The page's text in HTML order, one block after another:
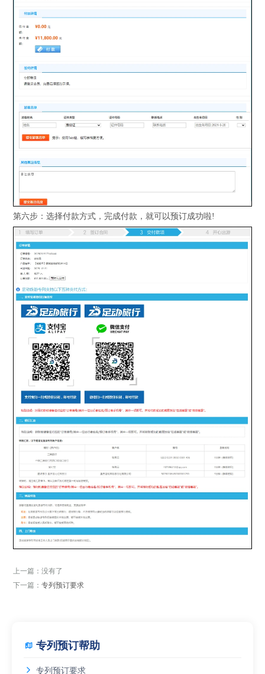
第六步：选择付款方式，完成付款，就可以预订成功啦!
上一篇：没有了
下一篇：专列预订要求
 专列预订帮助
 专列预订要求